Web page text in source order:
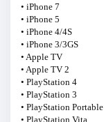
• iPhone 7
• iPhone 5
• iPhone 4/4S
• iPhone 3/3GS
• Apple TV
• Apple TV 2
• PlayStation 4
• PlayStation 3
• PlayStation Portable
• PlayStation Vita